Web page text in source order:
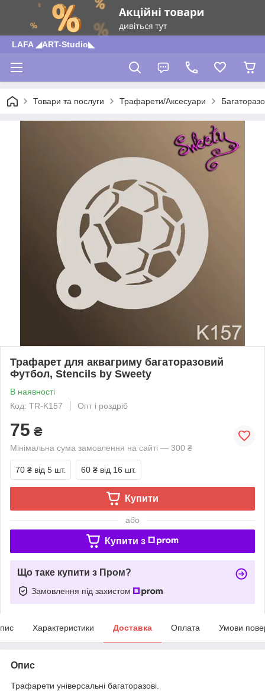
LAFA ◢ART-Studio◣
Товари та послуги Трафарети/Аксесуари
Трафарет для аквагриму багаторазовий
Футбол, Stencils by Sweety
В наявності
Код: TR-K157
Опт і роздріб
75 ₴
Мінімальна сума замовлення на сайті — 300 ₴
70 ₴ від 5 шт. 60 ₴ від 16 шт.
Купити
або
Купити з
Що таке купити з Пром?
Замовлення під захистом
Характеристики Доставка Оплата Умови
Опис
Трафарети універсальні багаторазові.